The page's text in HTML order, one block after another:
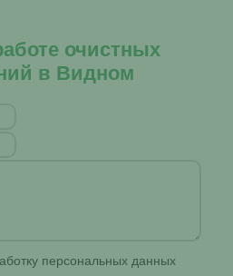
очистных
в Видном
персональных данных